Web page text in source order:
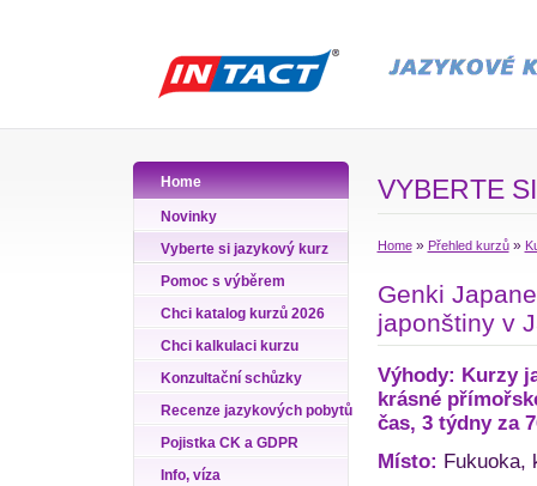
Home
Novinky
Vyberte si jazykový kurz
Pomoc s výběrem
Chci katalog kurzů 2026
Chci kalkulaci kurzu
Konzultační schůzky
Recenze jazykových pobytů
Pojistka CK a GDPR
Info, víza
VYBERTE
Home» Přehled kurzů»
Genki
japonštiny v
Výhody: Kurzy
krásné
čas, 3 týdny za
Místo: Fukuoka,